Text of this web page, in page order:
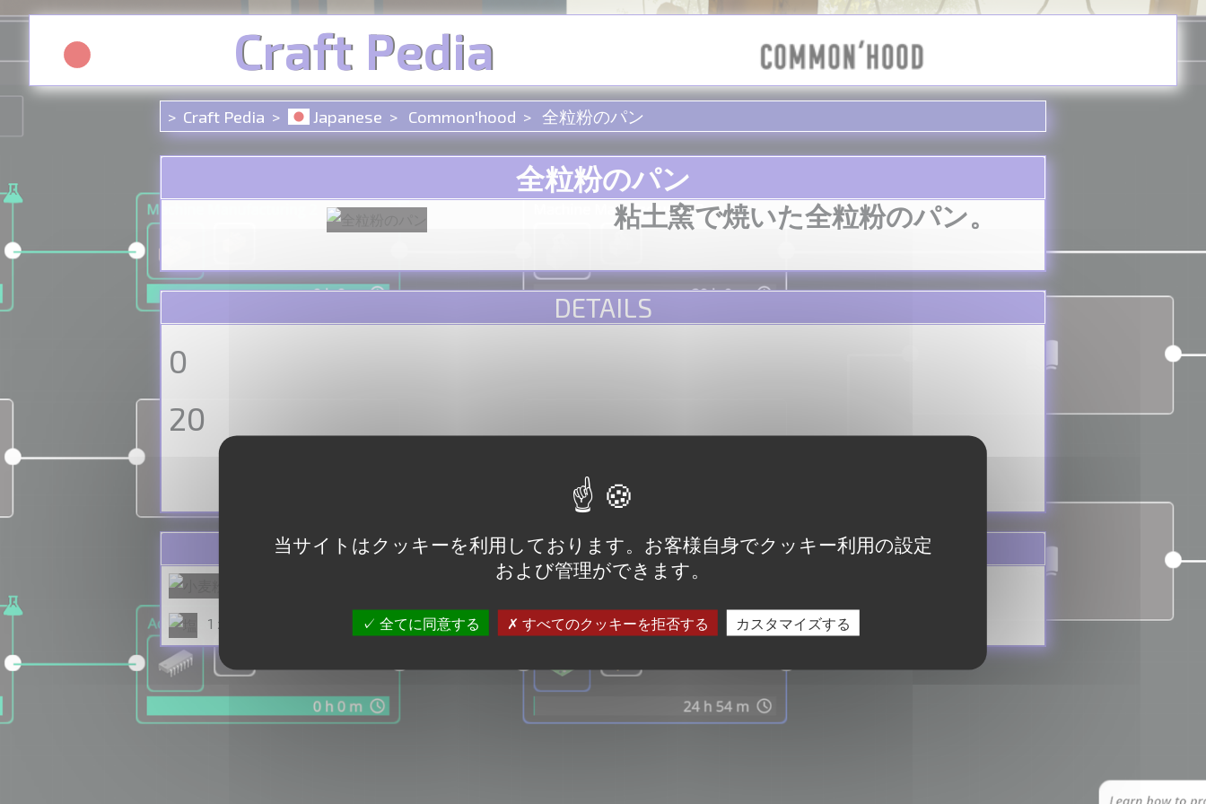
Craft Pedia
Craft Pedia Japanese Common'hood 全粒粉のパン
全粒粉のパン
粘土窯で焼いた全粒粉のパン。
DETAILS
0
20
CRAFT
1 x
クッキー利用の管理について
当サイトはクッキーを利用しております。お客様自身でクッキー利用の設定
および管理ができます。
全てに同意する すべてのクッキーを拒否する カスタマイズする